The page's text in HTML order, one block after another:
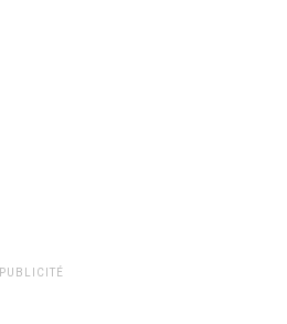
PUBLICITÉ